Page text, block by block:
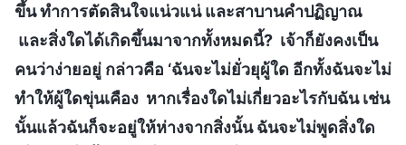
ขึ้น ทำการตัดสินใจแน่วแน่ และสาบานคำปฏิญาณ
และสิ่งใดได้เกิดขึ้นมาจากทั้งหมดนี้? เจ้าก็ยังคงเป็น
คนว่าง่ายอยู่ กล่าวคือ ‘ฉันจะไม่ยั่วยุผู้ใด อีกทั้งฉันจะไม่
ทำให้ผู้ใดขุ่นเคือง หากเรื่องใดไม่เกี่ยวอะไรกับฉัน เช่น
นั้นแล้วฉันก็จะอยู่ให้ห่างจากสิ่งนั้น ฉันจะไม่พูดสิ่งใด